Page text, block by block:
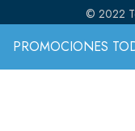
PROMOCIONES
© 2022